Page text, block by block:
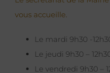
vous accueille.
Le mardi 9h30 -
Le jeudi 9h30 –
Le vendredi 9h30 –